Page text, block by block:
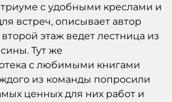
с удобными креслами и
встреч, описывает автор
этаж ведет лестница из
Тут же
с любимыми книгами
из команды попросили
ценных для них работ и